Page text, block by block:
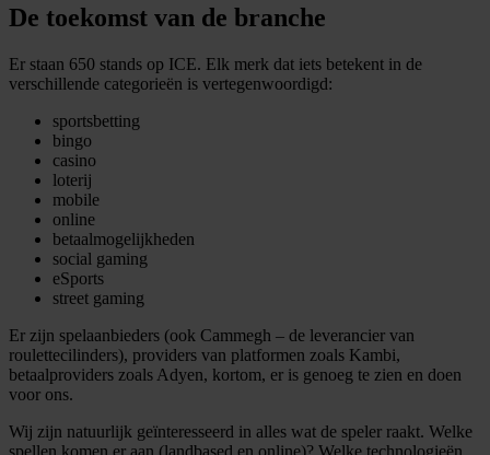
De toekomst van de branche
Er staan 650 stands op ICE. Elk merk dat iets betekent in de
verschillende categorieën is vertegenwoordigd:
sportsbetting
bingo
casino
loterij
mobile
online
betaalmogelijkheden
social gaming
eSports
street gaming
Er zijn spelaanbieders (ook Cammegh – de leverancier van
roulettecilinders), providers van platformen zoals Kambi,
betaalproviders zoals Adyen, kortom, er is genoeg te zien en doen
voor ons.
Wij zijn natuurlijk geïnteresseerd in alles wat de speler raakt. Welke